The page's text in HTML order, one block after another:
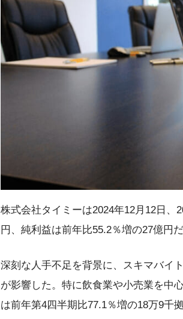
株式会社タイミーは2024年12月12日、
円、純利益は前年比55.2％増の27億円だ
深刻な人手不足を背景に、スキマバイ
が影響した。特に飲食業や小売業を中
は前年第4四半期比77.1％増の18万9千